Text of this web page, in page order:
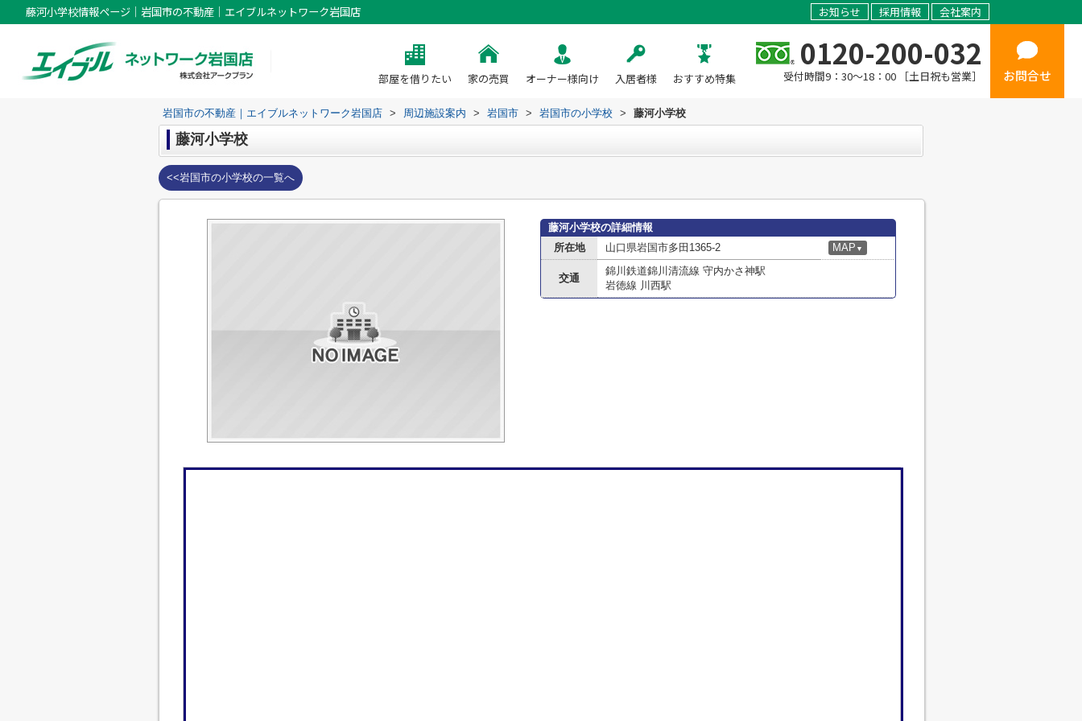
藤河小学校情報ページ｜岩国市の不動産｜エイブルネットワーク岩国店 お知らせ 採用情報 会社案内
部屋を借りたい 家の売買 オーナー様向け 入居者様 おすすめ特集
0120-200-032
受付時間9：30～18：00 ［土日祝も営業］ お問合せ
岩国市の不動産｜エイブルネットワーク岩国店 > 周辺施設案内 > 岩国市 > 岩国市の小学校 > 藤河小学校
藤河小学校
<<岩国市の小学校の一覧へ
藤河小学校の詳細情報
所在地
山口県岩国市多田1365-2 MAP ▼
交通
錦川鉄道錦川清流線 守内かさ神駅
岩徳線 川西駅